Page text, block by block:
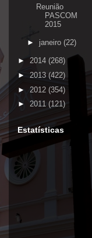
Reunião
PASCOM
2015
► janeiro (22)
► 2014 (268)
► 2013 (422)
► 2012 (354)
► 2011 (121)
Estatísticas